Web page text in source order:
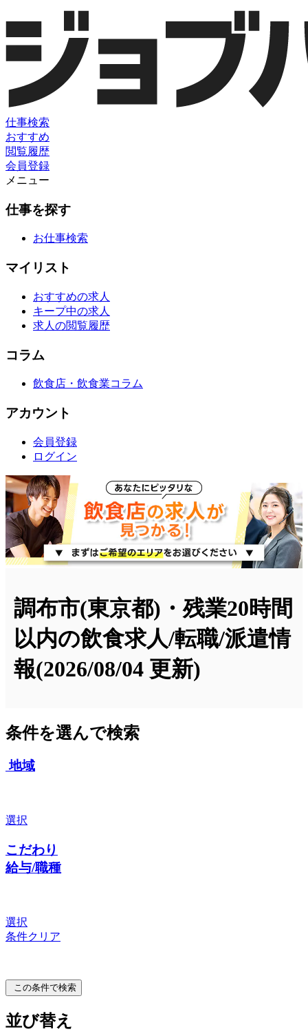
仕事検索
おすすめ
閲覧履歴
会員登録
メニュー
仕事を探す
お仕事検索
マイリスト
おすすめの求人
キープ中の求人
求人の閲覧履歴
コラム
飲食店・飲食業コラム
アカウント
会員登録
ログイン
調布市(東京都)・残業20時間
以内の飲食求人/転職/派遣情
報(2026/08/04 更新)
条件を選んで検索
地域
選択
こだわり
給与/職種
選択
条件クリア
この条件で検索
並び替え